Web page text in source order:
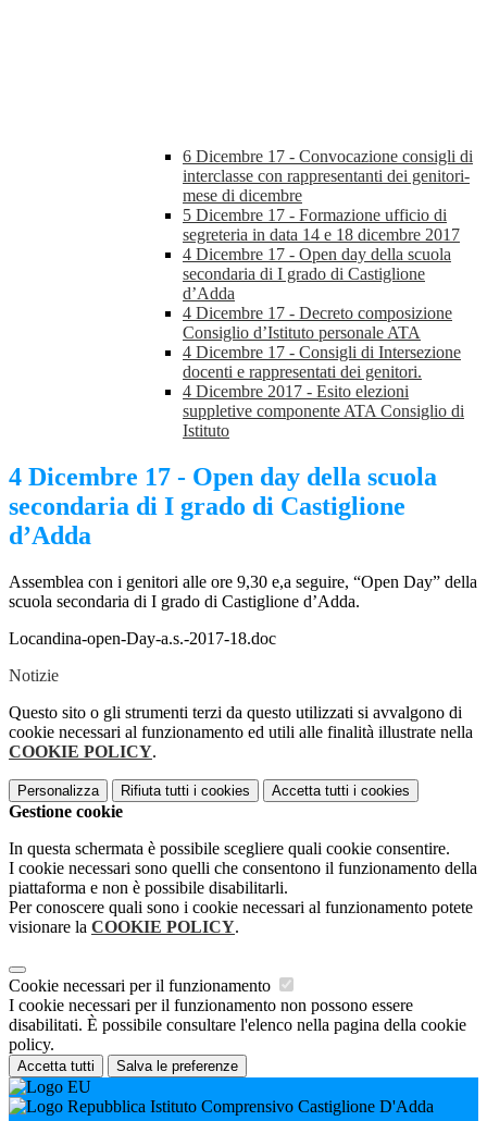
6 Dicembre 17 - Convocazione consigli di
interclasse con rappresentanti dei genitori-
mese di dicembre
5 Dicembre 17 - Formazione ufficio di
segreteria in data 14 e 18 dicembre 2017
4 Dicembre 17 - Open day della scuola
secondaria di I grado di Castiglione
d’Adda
4 Dicembre 17 - Decreto composizione
Consiglio d’Istituto personale ATA
4 Dicembre 17 - Consigli di Intersezione
docenti e rappresentati dei genitori.
4 Dicembre 2017 - Esito elezioni
suppletive componente ATA Consiglio di
Istituto
4 Dicembre 17 - Open day della scuola
secondaria di I grado di Castiglione
d’Adda
Assemblea con i genitori alle ore 9,30 e,a seguire, “Open Day” della
scuola secondaria di I grado di Castiglione d’Adda.
Locandina-open-Day-a.s.-2017-18.doc
Notizie
Questo sito o gli strumenti terzi da questo utilizzati si avvalgono di
cookie necessari al funzionamento ed utili alle finalità illustrate nella
COOKIE POLICY.
Personalizza Rifiuta tutti i cookies Accetta tutti i cookies
Gestione cookie
In questa schermata è possibile scegliere quali cookie consentire.
I cookie necessari sono quelli che consentono il funzionamento della
piattaforma e non è possibile disabilitarli.
Per conoscere quali sono i cookie necessari al funzionamento potete
visionare la COOKIE POLICY.
Cookie necessari per il funzionamento
I cookie necessari per il funzionamento non possono essere
disabilitati. È possibile consultare l'elenco nella pagina della cookie
policy.
Accetta tutti Salva le preferenze
Istituto Comprensivo Castiglione D'Adda